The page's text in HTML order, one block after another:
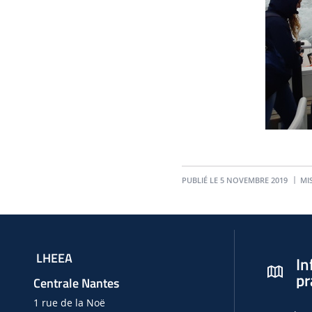
PUBLIÉ LE 5 NOVEMBRE 2019
LHEEA
Centrale Nantes
1 rue de la Noë